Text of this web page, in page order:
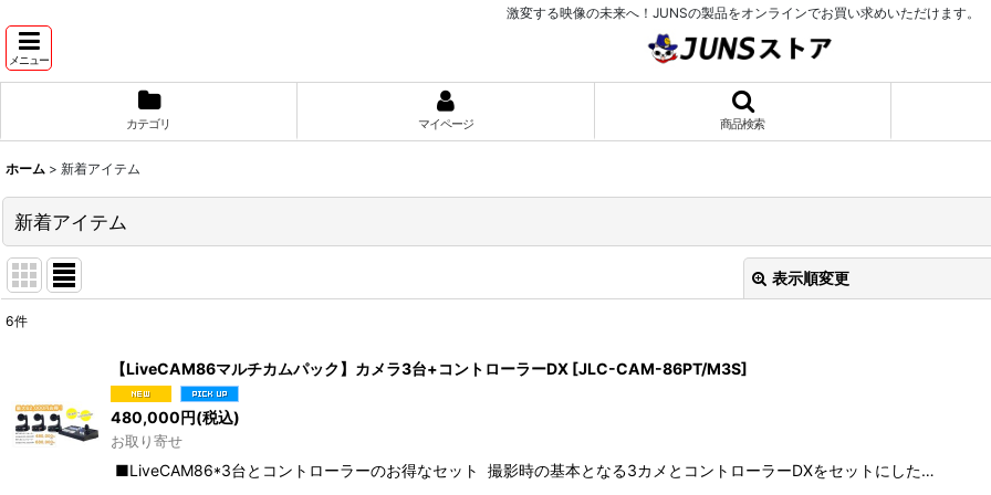
激変する映像の未来へ！JUNSの製品をオンラインでお買い求めいただけます。
メニュー
カテゴリ マイページ 商品検索
ホーム > 新着アイテム
新着アイテム
表示順変更
並び順
絞り込む
6件
【LiveCAM86マルチカムパック】カメラ3台+コントローラーDX [JLC-CAM-86PT/M3S]
480,000円(税込)
お取り寄せ
■LiveCAM86*3台とコントローラーのお得なセット 撮影時の基本となる3カメとコントローラーDXをセットにした…